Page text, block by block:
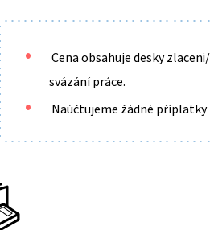
Cena obsahuje desky
svázání práce.
Naúčtujeme žádné příplatky